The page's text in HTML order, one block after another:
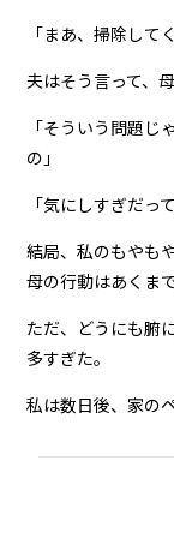
「まあ、掃除して
夫はそう言って、
「そういう問題
の」
「気にしすぎだっ
結局、私のもやも
母の行動はあくま
ただ、どうにも腑
多すぎた。
私は数日後、家の